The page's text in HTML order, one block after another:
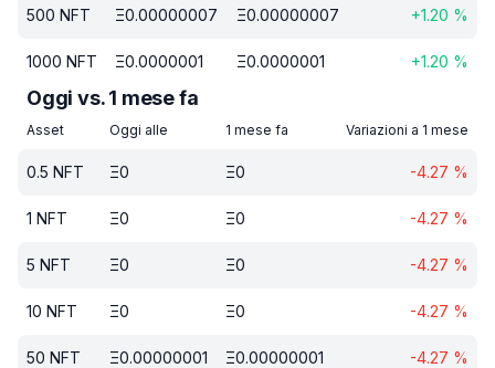
500 NFT Ξ0.00000007 Ξ0.00000007 +1.20 %
1000 NFT Ξ0.0000001 Ξ0.0000001 +1.20 %
Oggi vs. 1 mese fa
Asset Oggi alle 1 mese fa Variazioni a 1 mese
0.5 NFT Ξ0 Ξ0 -4.27 %
1 NFT Ξ0 Ξ0 -4.27 %
5 NFT Ξ0 Ξ0 -4.27 %
10 NFT Ξ0 Ξ0 -4.27 %
50 NFT Ξ0.00000001 Ξ0.00000001 -4.27 %